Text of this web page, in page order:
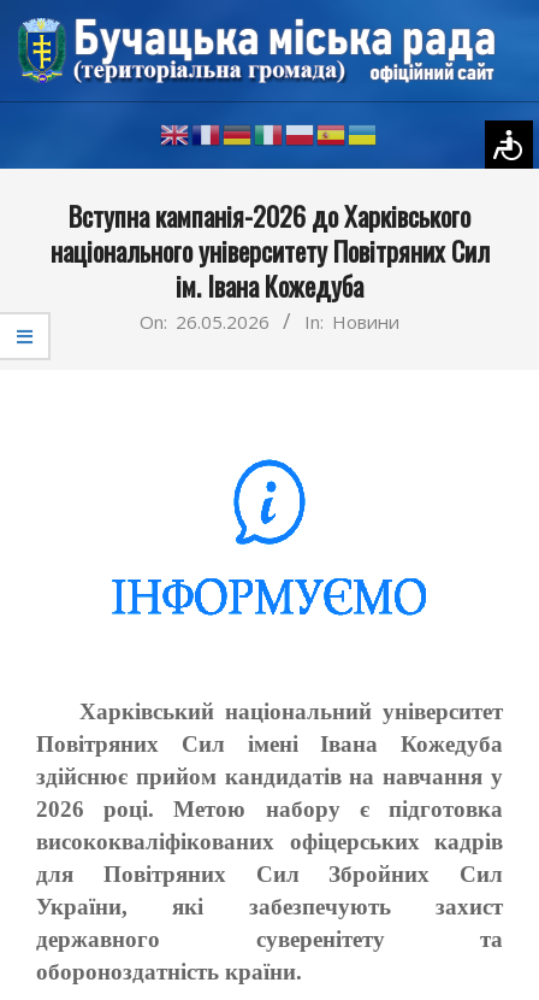
Skip
content
NavigationВступна кампанія-2026 до Харківського
національного університету Повітряних Сил
ім. Івана Кожедуба
On: 26.05.2026 In: Новини
Харківський національний університет
Повітряних Сил імені Івана Кожедуба
здійснює прийом кандидатів на навчання у
2026 році. Метою набору є підготовка
висококваліфікованих офіцерських кадрів
для Повітряних Сил Збройних Сил
України, які забезпечують захист
державного суверенітету та
обороноздатність країни.